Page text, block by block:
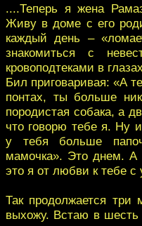
....Теперь я жена
Живу в доме с его
каждый день –
знакомиться с
кровоподтеками в
Бил приговаривая: «А
понтах, ты больше
породистая собака, а
что говорю тебе я. Ну
у тебя больше
мамочка». Это днем. А
это я от любви к тебе с
Так продолжается
выхожу. Встаю в